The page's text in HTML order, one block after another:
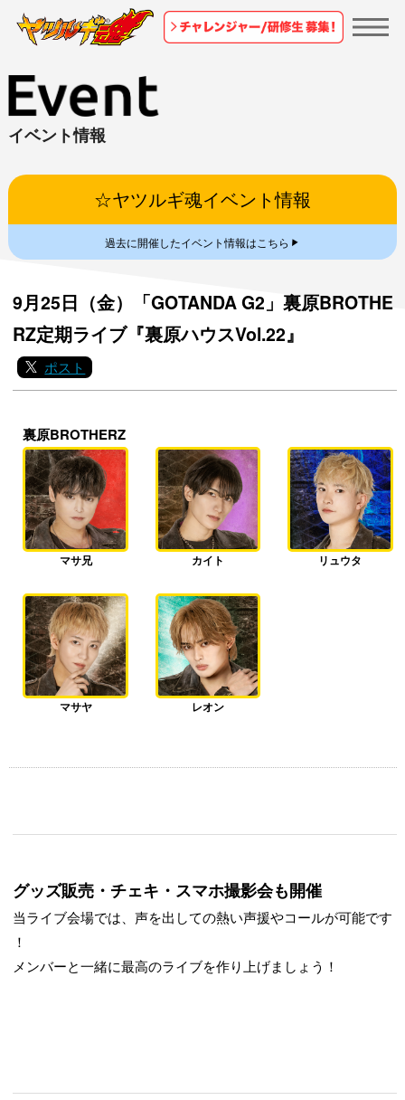
イベント情報
☆ヤツルギ魂イベント情報
過去に開催したイベント情報はこちら▼
9月25日（金）「GOTANDA G2」裏原BROTHE
RZ定期ライブ『裏原ハウスVol.22』
ポスト
裏原BROTHERZ
マサ兄 カイト リュウタ
マサヤ レオン
グッズ販売・チェキ・スマホ撮影会も開催
当ライブ会場では、声を出しての熱い声援やコールが可能です
！
メンバーと一緒に最高のライブを作り上げましょう！